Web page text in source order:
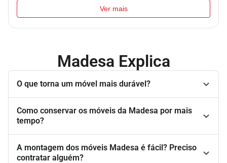
Ver mais
Madesa Explica
O que torna um móvel mais durável?
Como conservar os móveis da Madesa por mais
tempo?
A montagem dos móveis Madesa é fácil? Preciso
contratar alguém?